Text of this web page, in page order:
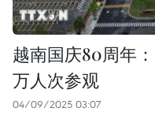
越南国庆80周年
万人次参观
04/09/2025 03:07